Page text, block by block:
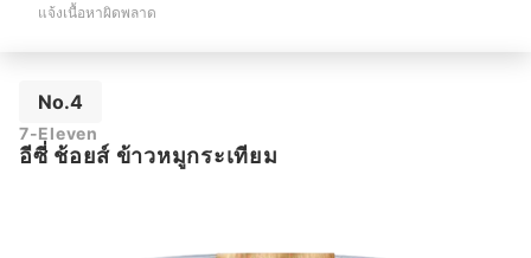
แจ้งเนื้อหาผิดพลาด
No.4
7-Eleven
อีซี่ ช้อยส์ ข้าวหมูกระเทียม